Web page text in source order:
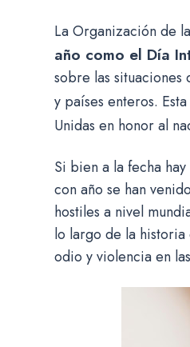
La Organización de
año como el Día
sobre las situaciones
y países enteros. Esta
Unidas en honor al
Si bien a la fecha
con año se han
hostiles a nivel
lo largo de la
odio y violencia en